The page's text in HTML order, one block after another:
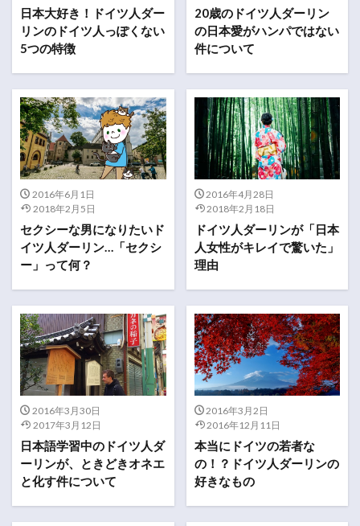
日本大好き！ドイツ人ダー
リンのドイツ人っぽくない
5つの特徴
20歳のドイツ人ダーリン
の日本愛がハンパではない
件について
2016年6月1日
2018年2月5日
セクシーな男になりたいド
イツ人ダーリン…「セクシ
ー」って何？
2016年4月28日
2018年2月18日
ドイツ人ダーリンが「日本
人女性がキレイで驚いた」
理由
2016年3月30日
2017年3月12日
日本語学習中のドイツ人ダ
ーリンが、ときどきオネエ
と化す件について
2016年3月2日
2016年12月11日
本当にドイツの若者な
の！？ドイツ人ダーリンの
好きなもの